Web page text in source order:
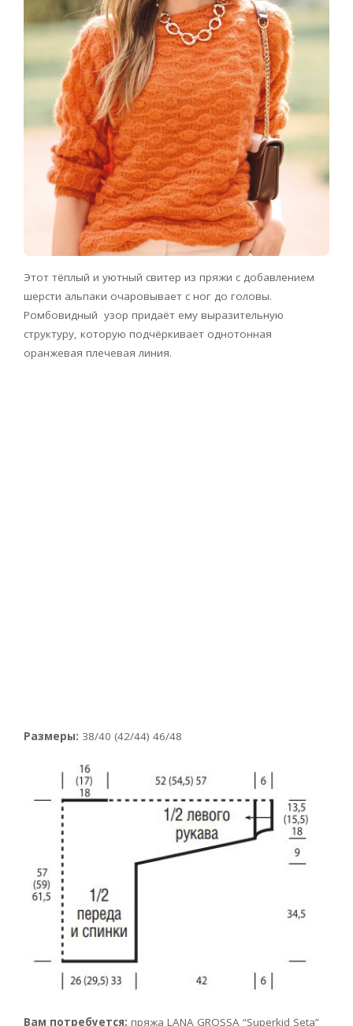
Этот тёплый и уютный свитер из пряжи с добавлением
шерсти альпаки очаровывает с ног до головы.
Ромбовидный узор придаёт ему выразительную
структуру, которую подчёркивает однотонная
оранжевая плечевая линия.
Размеры: 38/40 (42/44) 46/48
Вам потребуется: пряжа LANA GROSSA “Superkid Seta”